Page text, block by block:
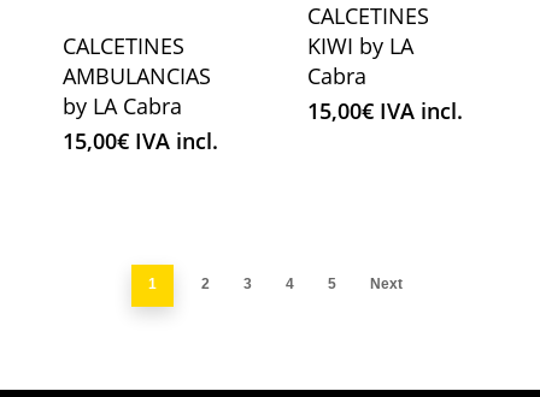
CALCETINES
AMBULANCIAS
by LA Cabra
15,00€ IVA incl.
CALCETINES
KIWI by LA
Cabra
15,00€ IVA incl.
1 2 3 4 5 Next